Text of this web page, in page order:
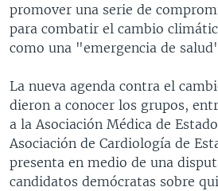
FORO [RADIO]
DEPORTIVO INTERNACIONAL
ENTRETENIMIENTO
promover una serie de
para combatir el cambio
como una "emergencia de
La nueva agenda contra el
dieron a conocer los grupos,
a la Asociación Médica de
Asociación de Cardiología de
presenta en medio de una
candidatos demócratas sobre